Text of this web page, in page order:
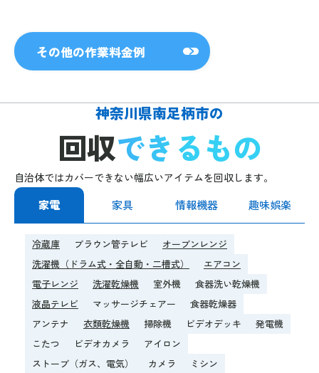
その他の作業料金例
神奈川県南足柄市の
回収できるもの
自治体ではカバーできない幅広いアイテムを回収します。
家電 家具 情報機器 趣味娯楽
冷蔵庫 ブラウン管テレビ
オーブンレンジ
洗濯機（ドラム式・全自動・二槽式）
エアコン
電子レンジ
洗濯乾燥機 室外機
食器洗い乾燥機
液晶テレビ
マッサージチェアー
食器乾燥器
アンテナ
衣類乾燥機 掃除機 ビデオデッキ
発電機
こたつ
ビデオカメラ
アイロン
ストーブ（ガス、電気）
カメラ
ミシン